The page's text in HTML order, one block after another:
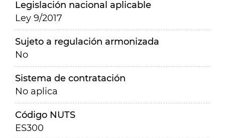
Legislación nacional aplicable
Ley 9/2017
Sujeto a regulación armonizada
No
Sistema de contratación
No aplica
Código NUTS
ES300